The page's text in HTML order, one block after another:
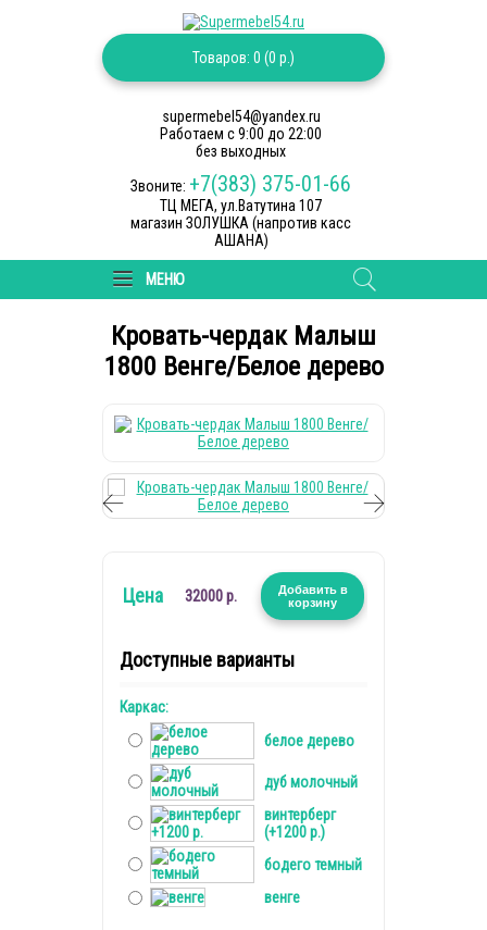
Товаров: 0 (0 р.)
supermebel54@yandex.ru
Работаем c 9:00 до 22:00
без выходных
Звоните: +7(383) 375-01-66
ТЦ МЕГА, ул.Ватутина 107
магазин ЗОЛУШКА (напротив касс
АШАНА)
МЕНЮ
Кровать-чердак Малыш
1800 Венге/Белое дерево
Цена 32000 р.
Добавить в
корзину
Доступные варианты
Каркас:
белое дерево
дуб молочный
винтерберг
(+1200 р.)
бодего темный
венге